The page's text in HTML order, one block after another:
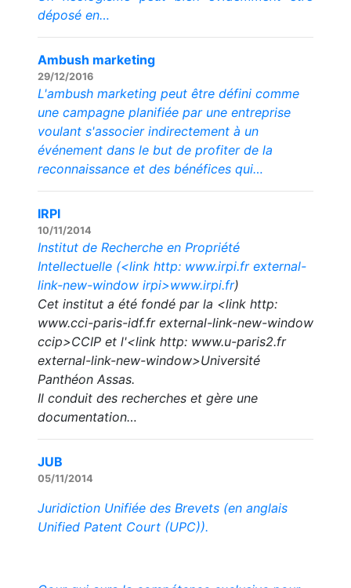
déposé en…
Ambush marketing
29/12/2016
L'ambush marketing peut être défini comme
une campagne planifiée par une entreprise
voulant s'associer indirectement à un
événement dans le but de profiter de la
reconnaissance et des bénéfices qui…
IRPI
10/11/2014
Institut de Recherche en Propriété
Intellectuelle (<link http: www.irpi.fr external-
link-new-window irpi>www.irpi.fr)
Cet institut a été fondé par la <link http:
www.cci-paris-idf.fr external-link-new-window
ccip>CCIP et l'<link http: www.u-paris2.fr
external-link-new-window>Université
Panthéon Assas.
Il conduit des recherches et gère une
documentation…
JUB
05/11/2014
Juridiction Unifiée des Brevets (en anglais
Unified Patent Court (UPC)).